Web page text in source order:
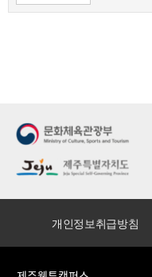
개인정보취급방침